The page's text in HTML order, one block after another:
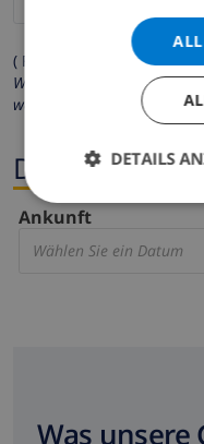
( Felder mit Sternchen (*)
Wir respektieren Ihre
werden zu keiner Zeit an
Dates
Ankunft
Wählen Sie ein Datum
Was unsere
DETAILS